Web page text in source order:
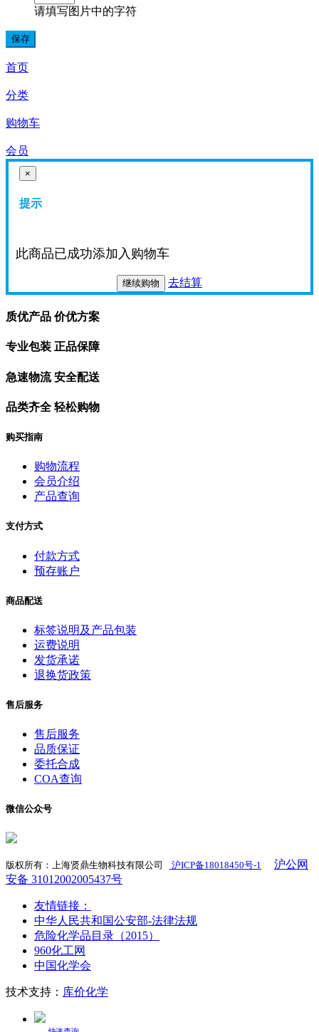
请填写图片中的字符
首页
分类
购物车
会员
×
提示
此商品已成功添加入购物车
继续购物 去结算
质优产品 价优方案
专业包装 正品保障
急速物流 安全配送
品类齐全 轻松购物
购买指南
购物流程
会员介绍
产品查询
支付方式
付款方式
预存账户
商品配送
标签说明及产品包装
运费说明
发货承诺
退换货政策
售后服务
售后服务
品质保证
委托合成
COA查询
微信公众号
版权所有：上海贤鼎生物科技有限公司 沪ICP备18018450号-1
沪公网
安备 31012002005437号
友情链接：
中华人民共和国公安部-法律法规
危险化学品目录（2015）
960化工网
中国化学会
技术支持： 库价化学